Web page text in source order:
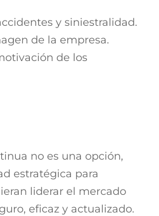
y siniestralidad.
de la empresa.
de los
no es una opción,
estratégica para
liderar el mercado
eficaz y actualizado.